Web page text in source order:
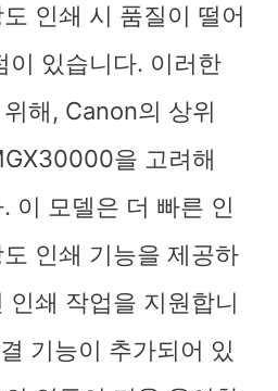
인쇄 시 품질이 떨어
이 있습니다. 이러한
해, Canon의 상위
을 고려해
이 모델은 더 빠른 인
인쇄 기능을 제공하
인쇄 작업을 지원합니
기능이 추가되어 있